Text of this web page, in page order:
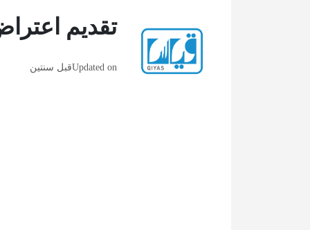
تقديم
Updated onقبل سنتين